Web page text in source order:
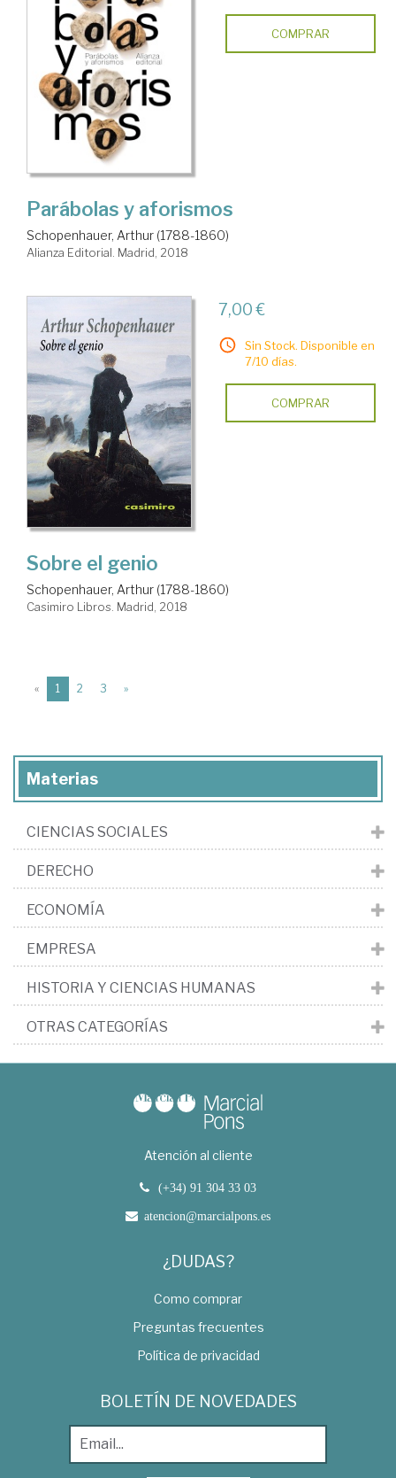
COMPRAR
Parábolas y aforismos
Schopenhauer, Arthur (1788-1860)
Alianza Editorial. Madrid, 2018
7,00 €
Sin Stock. Disponible en
7/10 días.
COMPRAR
Sobre el genio
Schopenhauer, Arthur (1788-1860)
Casimiro Libros. Madrid, 2018
« 1 (current)
2 3 »
Materias
CIENCIAS SOCIALES
DERECHO
ECONOMÍA
EMPRESA
HISTORIA Y CIENCIAS HUMANAS
OTRAS CATEGORÍAS
Atención al cliente
(+34) 91 304 33 03
atencion@marcialpons.es
¿DUDAS?
Como comprar
Preguntas frecuentes
Política de privacidad
BOLETÍN DE NOVEDADES